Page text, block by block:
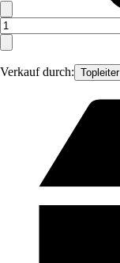
Verkauf durch: Topleiter